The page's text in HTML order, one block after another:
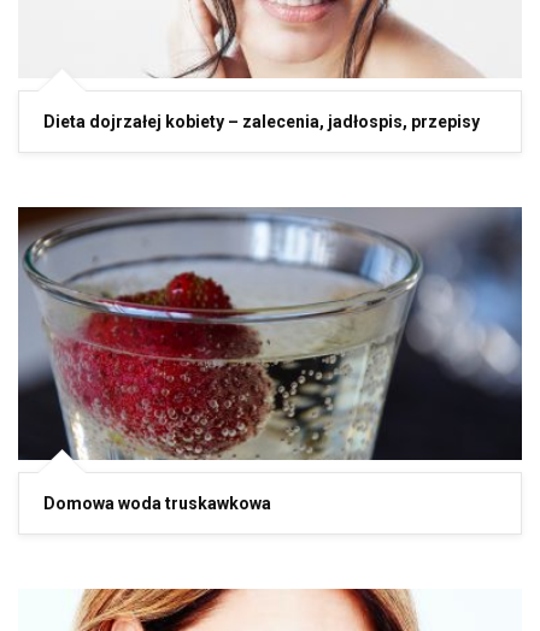
Dieta dojrzałej kobiety – zalecenia, jadłospis, przepisy
Domowa woda truskawkowa